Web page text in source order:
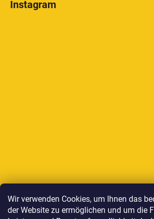
Wir verwenden Cookies, um Ihnen das
der Website zu ermöglichen und um die
Instagram